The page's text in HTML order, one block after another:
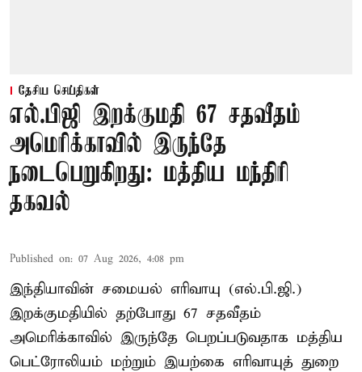
தேசிய செய்திகள்
எல்.பிஜி இறக்குமதி 67 சதவீதம்
அமெரிக்காவில் இருந்தே
நடைபெறுகிறது: மத்திய மந்திரி
தகவல்
Published on: 07 Aug 2026, 4:08 pm
இந்தியாவின் சமையல் எரிவாயு (எல்.பி.ஜி.)
இறக்குமதியில் தற்போது 67 சதவீதம்
அமெரிக்காவில் இருந்தே பெறப்படுவதாக மத்திய
பெட்ரோலியம் மற்றும் இயற்கை எரிவாயுத் துறை